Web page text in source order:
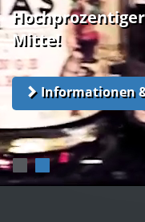
Mitte!
Informationen